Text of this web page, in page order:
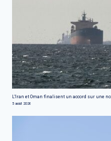
L'Iran et Oman finalisent un accord sur une
5 août 2026